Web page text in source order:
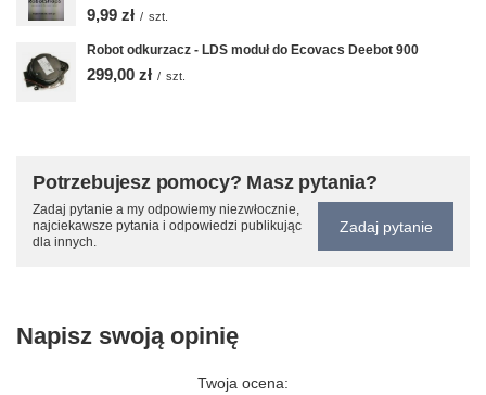
9,99 zł / szt.
Robot odkurzacz - LDS moduł do Ecovacs Deebot 900
299,00 zł / szt.
Potrzebujesz pomocy? Masz pytania?
Zadaj pytanie a my odpowiemy niezwłocznie,
najciekawsze pytania i odpowiedzi publikując
dla innych.
Zadaj pytanie
Napisz swoją opinię
Twoja ocena: